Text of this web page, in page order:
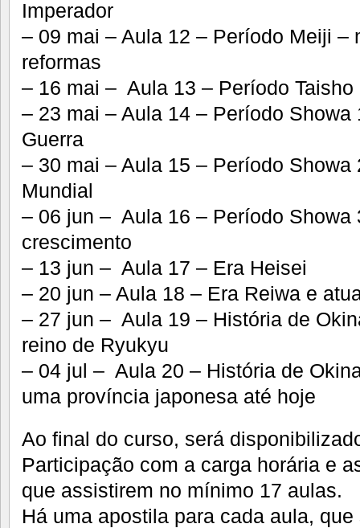
Imperador
– 09 mai – Aula 12 – Período Meiji –
reformas
– 16 mai – Aula 13 – Período Taisho
– 23 mai – Aula 14 – Período Showa
Guerra
– 30 mai – Aula 15 – Período Showa
Mundial
– 06 jun – Aula 16 – Período Showa
crescimento
– 13 jun – Aula 17 – Era Heisei
– 20 jun – Aula 18 – Era Reiwa e
– 27 jun – Aula 19 – História de
reino de Ryukyu
– 04 jul – Aula 20 – História de
uma província japonesa até hoje
Ao final do curso, será
Participação com a carga horária e
que assistirem no mínimo 17 aulas.
Há uma apostila para cada aula,